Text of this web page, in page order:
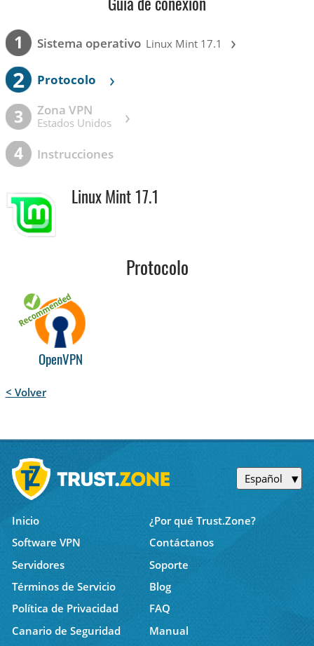
Guía de conexión
1 Sistema operativo Linux Mint 17.1 ›
2 Protocolo ›
3 Zona VPN
Estados Unidos ›
4 Instrucciones
Linux Mint 17.1
Protocolo
OpenVPN
< Volver
Español
Inicio
¿Por qué Trust.Zone?
Software VPN
Contáctanos
Servidores
Soporte
Términos de Servicio
Blog
Política de Privacidad
FAQ
Canario de Seguridad
Manual